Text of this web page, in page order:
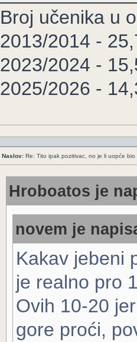
Broj učenika u
2013/2014 -
2023/2024 -
2025/2026 -
Naslov: Re: Tito ipak pozitivac, no je li uopće
Hroboatos je
novem je
Kakav jebeni
je realno pro
Ovih 10-20
gore proći,